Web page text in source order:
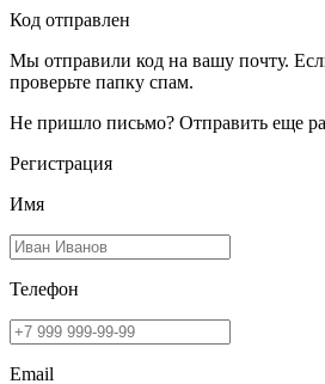
Код отправлен
Мы отправили код на вашу почту.
проверьте папку спам.
Не пришло письмо? Отправить еще
Регистрация
Имя
Телефон
Email